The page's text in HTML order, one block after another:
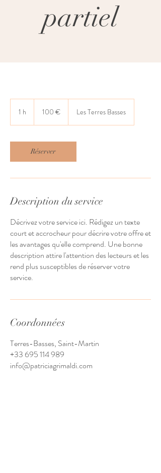
partiel
1 h 100 € Les Terres Basses
Réserver
Description du service
Décrivez votre service ici. Rédigez un texte
court et accrocheur pour décrire votre offre et
les avantages qu'elle comprend. Une bonne
description attire l'attention des lecteurs et les
rend plus susceptibles de réserver votre
service.
Coordonnées
Terres-Basses, Saint-Martin
+33 695 114 989
info@patriciagrimaldi.com